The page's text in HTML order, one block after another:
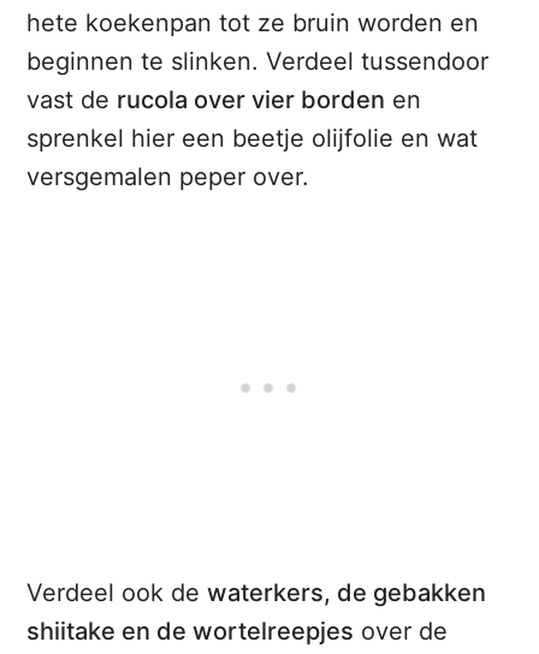
hete koekenpan tot ze bruin worden en
beginnen te slinken. Verdeel tussendoor
vast de rucola over vier borden en
sprenkel hier een beetje olijfolie en wat
versgemalen peper over.
Verdeel ook dewaterkers, de gebakken
shiitake en de wortelreepjes over de